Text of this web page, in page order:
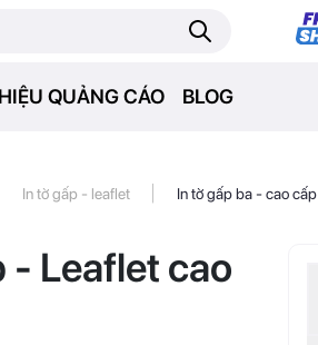
QUẢNG CÁO BLOG
In tờ gấp - leaflet | In tờ gấp ba - cao cấp
- Leaflet cao